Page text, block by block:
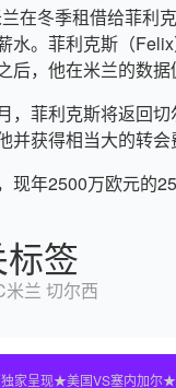
在冬季租借给菲利
水。菲利克斯（
后，他在米兰的数据
，菲利克斯将返回
并获得相当大的转会
现年2500万欧元的
签
米兰 切尔西
家呈现★美国VS塞内加尔★